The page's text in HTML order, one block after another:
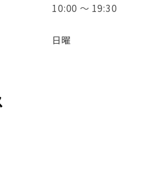
10:00 ～ 19:30
日曜